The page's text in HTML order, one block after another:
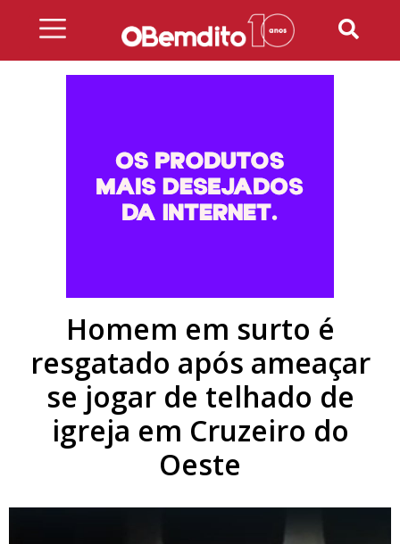
Homem em surto é
resgatado após ameaçar
se jogar de telhado de
igreja em Cruzeiro do
Oeste